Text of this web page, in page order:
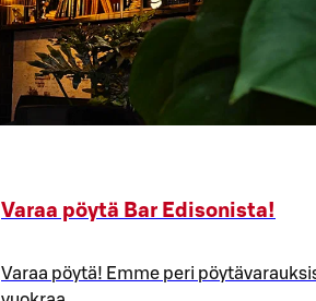
Varaa pöytä Bar Edisonista!
Varaa pöytä! Emme peri